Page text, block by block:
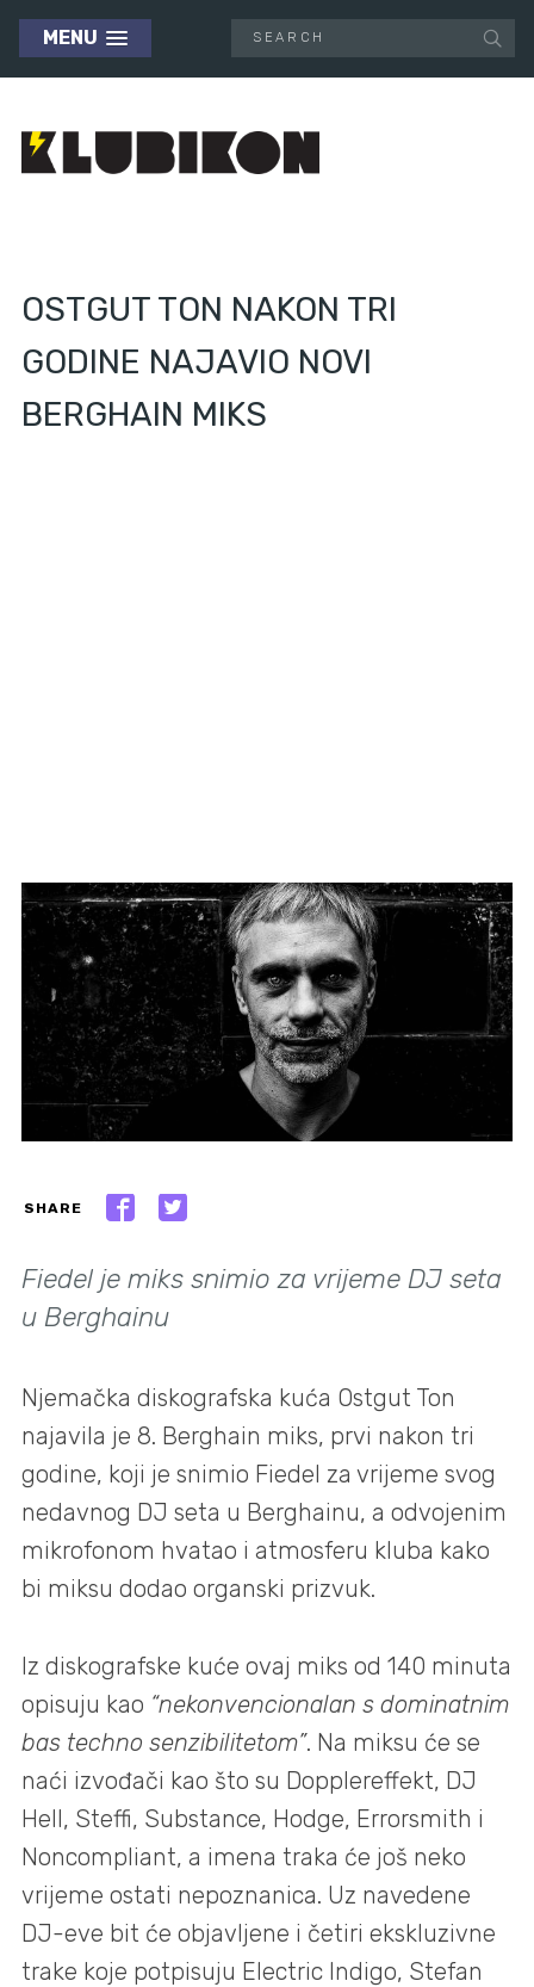
MENU
OSTGUT TON NAKON TRI
GODINE NAJAVIO NOVI
BERGHAIN MIKS
SHARE
Fiedel je miks snimio za vrijeme DJ seta
u Berghainu
Njemačka diskografska kuća Ostgut Ton
najavila je 8. Berghain miks, prvi nakon tri
godine, koji je snimio Fiedel za vrijeme svog
nedavnog DJ seta u Berghainu, a odvojenim
mikrofonom hvatao i atmosferu kluba kako
bi miksu dodao organski prizvuk.
Iz diskografske kuće ovaj miks od 140 minuta
opisuju kao “nekonvencionalan s dominatnim
bas techno senzibilitetom”. Na miksu će se
naći izvođači kao što su Dopplereffekt, DJ
Hell, Steffi, Substance, Hodge, Errorsmith i
Noncompliant, a imena traka će još neko
vrijeme ostati nepoznanica. Uz navedene
DJ-eve bit će objavljene i četiri ekskluzivne
trake koje potpisuju Electric Indigo, Stefan